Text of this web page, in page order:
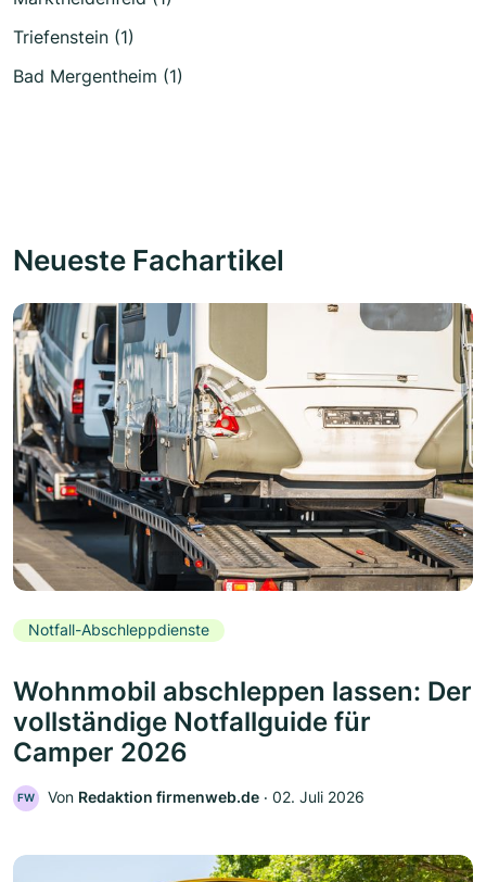
Triefenstein (1)
Bad Mergentheim (1)
Neueste Fachartikel
Notfall-Abschleppdienste
Wohnmobil abschleppen lassen: Der
vollständige Notfallguide für
Camper 2026
FW Von Redaktion firmenweb.de ‧ 02. Juli 2026